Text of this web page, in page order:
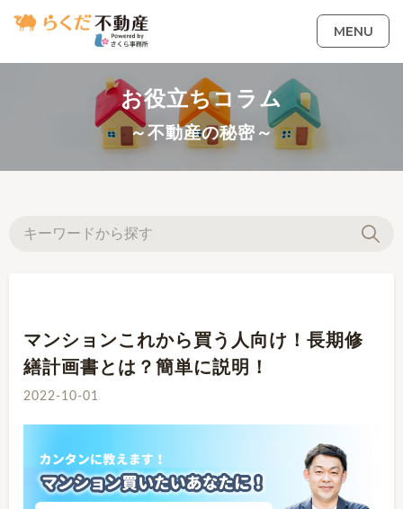
MENU
お役立ちコラム
～不動産の秘密～
マンションこれから買う人向け！長期修
繕計画書とは？簡単に説明！
2022-10-01